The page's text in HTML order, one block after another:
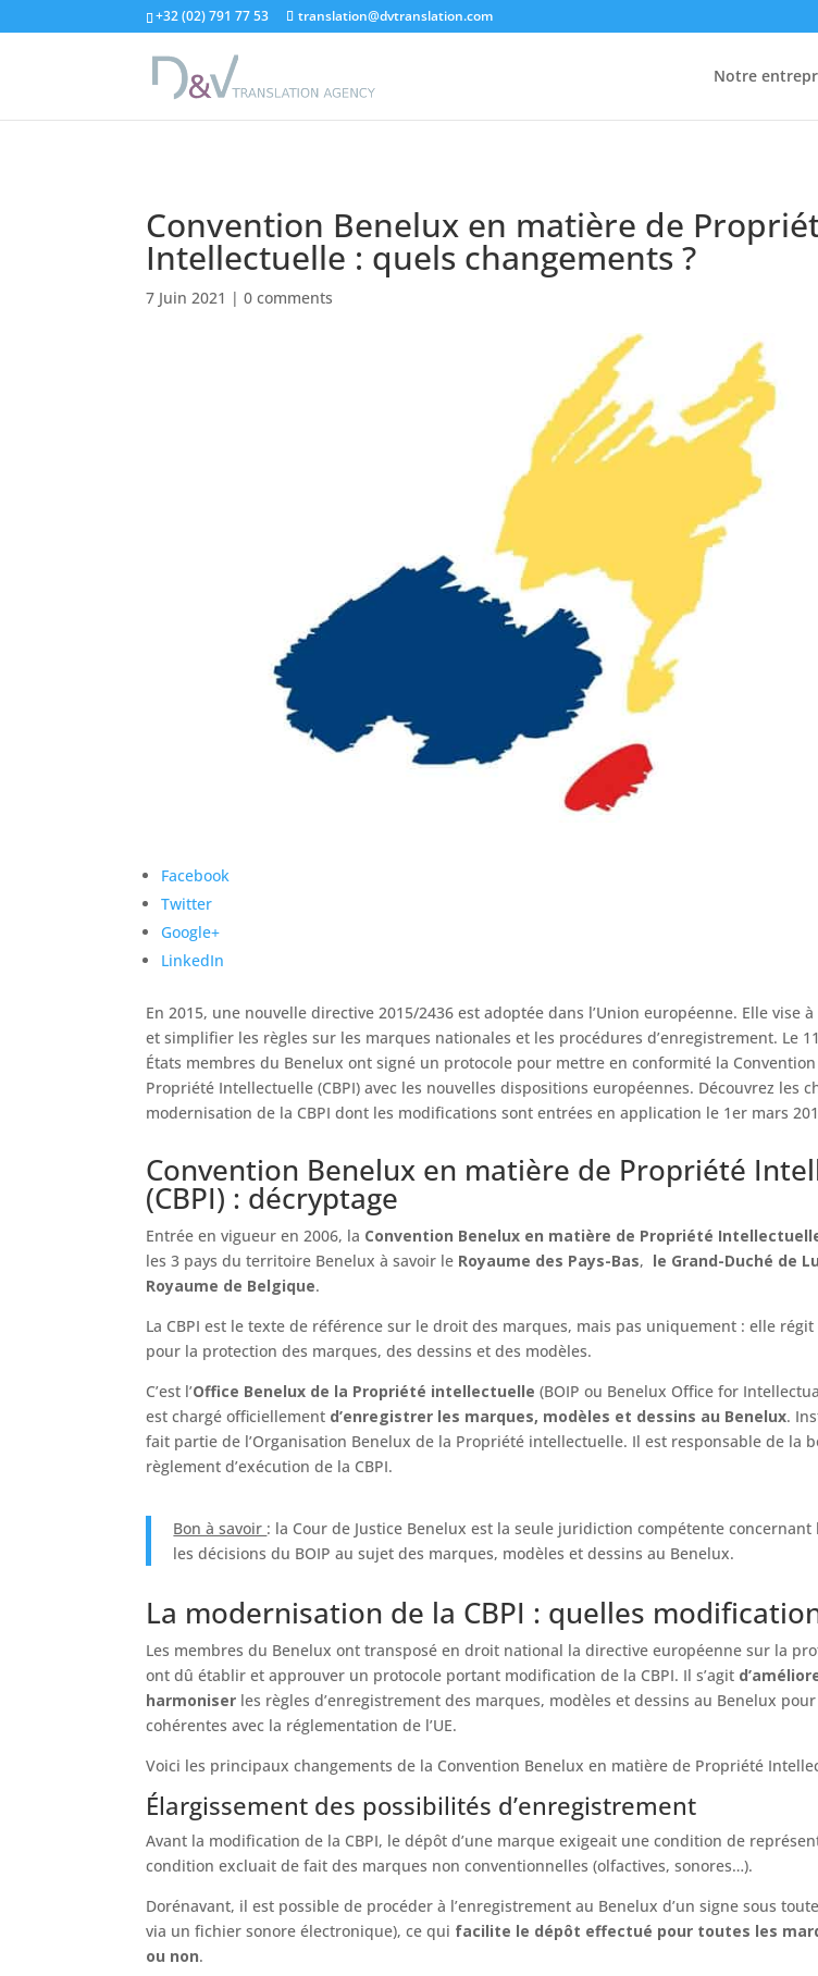
+32 (02) 791 77 53 translation@dvtranslation.com
Notre
Convention Benelux en matière de
Intellectuelle : quels changements ?
7 Juin 2021 |0 comments
Facebook
Twitter
Google+
LinkedIn
En 2015, une nouvelle directive 2015/2436 est adoptée dans l’Union européenne. Elle vise
et simplifier les règles sur les marques nationales et les procédures d’enregistrement. Le
États membres du Benelux ont signé un protocole pour mettre en conformité la
Propriété Intellectuelle (CBPI) avec les nouvelles dispositions européennes. Découvrez les
modernisation de la CBPI dont les modifications sont entrées en application le 1er mars
Convention Benelux en matière de Propriété
(CBPI) : décryptage
Entrée en vigueur en 2006, la Convention Benelux en matière de Propriété
les 3 pays du territoire Benelux à savoir le Royaume des Pays-Bas, le Grand-Duché de
Royaume de Belgique.
La CBPI est le texte de référence sur le droit des marques, mais pas uniquement : elle
pour la protection des marques, des dessins et des modèles.
C’est l’Office Benelux de la Propriété intellectuelle (BOIP ou Benelux Office for
est chargé officiellement d’enregistrer les marques, modèles et dessins au Benelux.
fait partie de l’Organisation Benelux de la Propriété intellectuelle. Il est responsable de la
règlement d’exécution de la CBPI.
Bon à savoir : la Cour de Justice Benelux est la seule juridiction compétente
les décisions du BOIP au sujet des marques, modèles et dessins au Benelux.
La modernisation de la CBPI : quelles
Les membres du Benelux ont transposé en droit national la directive européenne sur la
ont dû établir et approuver un protocole portant modification de la CBPI. Il s’agit
harmoniser les règles d’enregistrement des marques, modèles et dessins au Benelux
cohérentes avec la réglementation de l’UE.
Voici les principaux changements de la Convention Benelux en matière de Propriété
Élargissement des possibilités d’enregistrement
Avant la modification de la CBPI, le dépôt d’une marque exigeait une condition de
condition excluait de fait des marques non conventionnelles (olfactives, sonores…).
Dorénavant, il est possible de procéder à l’enregistrement au Benelux d’un signe sous
via un fichier sonore électronique), ce qui facilite le dépôt effectué pour toutes les
ou non.